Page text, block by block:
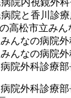
院と香川診療
んなの病院
んなの病院
院外科診療
院外科診療